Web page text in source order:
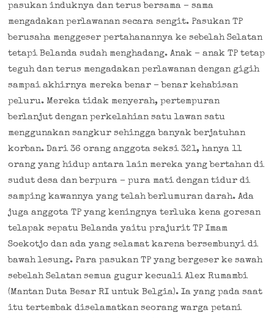
pasukan induknya dan terus bersama – sama
mengadakan perlawanan secara sengit. Pasukan TP
berusaha menggeser pertahanannya ke sebelah Selatan
tetapi Belanda sudah menghadang. Anak – anak TP tetap
teguh dan terus mengadakan perlawanan dengan gigih
sampai akhirnya mereka benar – benar kehabisan
peluru. Mereka tidak menyerah, pertempuran
berlanjut dengan perkelahian satu lawan satu
menggunakan sangkur sehingga banyak berjatuhan
korban. Dari 36 orang anggota seksi 321, hanya 11
orang yang hidup antara lain mereka yang bertahan di
sudut desa dan berpura – pura mati dengan tidur di
samping kawannya yang telah berlumuran darah. Ada
juga anggota TP yang keningnya terluka kena goresan
telapak sepatu Belanda yaitu prajurit TP Imam
Soekotjo dan ada yang selamat karena bersembunyi di
bawah lesung. Para pasukan TP yang bergeser ke sawah
sebelah Selatan semua gugur kecuali Alex Rumambi
(Mantan Duta Besar RI untuk Belgia). Ia yang pada saat
itu tertembak diselamatkan seorang warga petani